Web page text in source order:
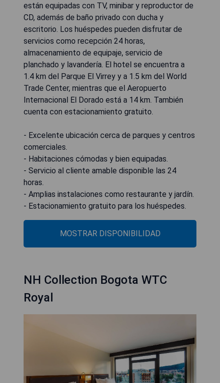
están equipadas con TV, minibar y reproductor de
CD, además de baño privado con ducha y
escritorio. Los huéspedes pueden disfrutar de
servicios como recepción 24 horas,
almacenamiento de equipaje, servicio de
planchado y lavandería. El hotel se encuentra a
1.4 km del Parque El Virrey y a 1.5 km del World
Trade Center, mientras que el Aeropuerto
Internacional El Dorado está a 14 km. También
cuenta con estacionamiento gratuito.
- Excelente ubicación cerca de parques y centros
comerciales.
- Habitaciones cómodas y bien equipadas.
- Servicio al cliente amable disponible las 24
horas.
- Amplias instalaciones como restaurante y jardín.
- Estacionamiento gratuito para los huéspedes.
MOSTRAR DISPONIBILIDAD
NH Collection Bogota WTC
Royal